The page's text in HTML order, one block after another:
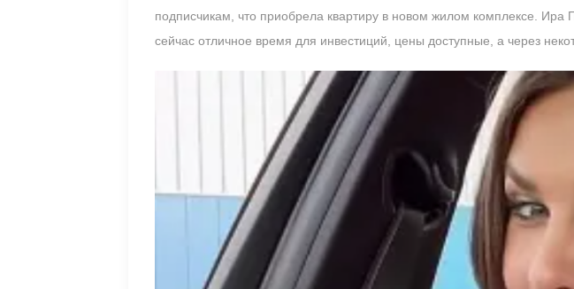
подписчикам, что приобрела квартиру в новом жилом комплексе. Ира
сейчас отличное время для инвестиций, цены доступные, а через